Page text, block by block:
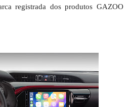
registrada dos produtos GAZOO